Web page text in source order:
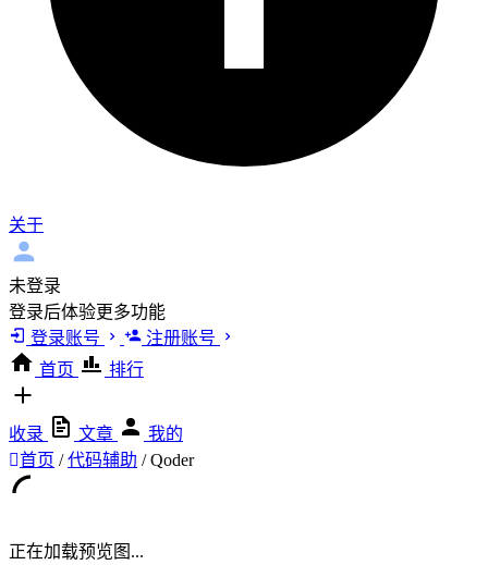
关于
未登录
登录后体验更多功能
登录账号
注册账号
首页
排行
收录 文章
我的
首页 / 代码辅助 / Qoder
正在加载预览图...